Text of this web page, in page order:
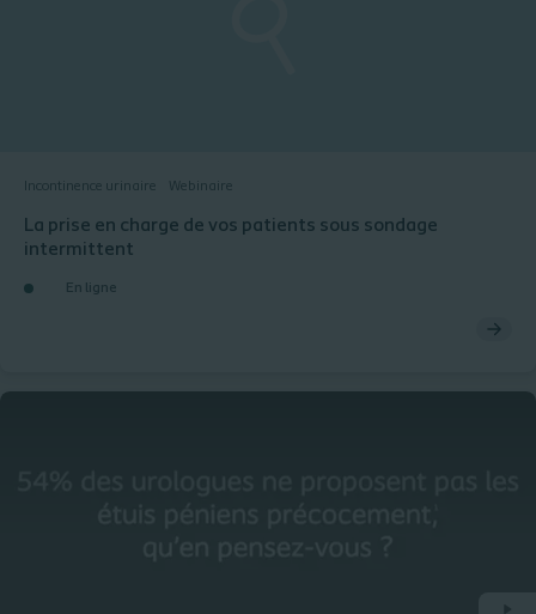
Incontinence urinaire Webinaire
La prise en charge de vos patients sous sondage
intermittent
En ligne